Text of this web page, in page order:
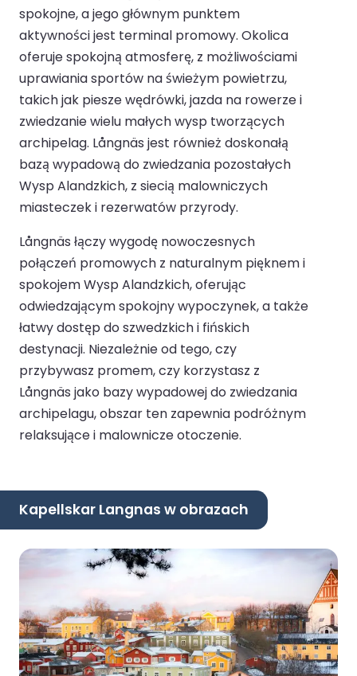
spokojne, a jego głównym punktem
aktywności jest terminal promowy. Okolica
oferuje spokojną atmosferę, z możliwościami
uprawiania sportów na świeżym powietrzu,
takich jak piesze wędrówki, jazda na rowerze i
zwiedzanie wielu małych wysp tworzących
archipelag. Långnäs jest również doskonałą
bazą wypadową do zwiedzania pozostałych
Wysp Alandzkich, z siecią malowniczych
miasteczek i rezerwatów przyrody.
Långnäs łączy wygodę nowoczesnych
połączeń promowych z naturalnym pięknem i
spokojem Wysp Alandzkich, oferując
odwiedzającym spokojny wypoczynek, a także
łatwy dostęp do szwedzkich i fińskich
destynacji. Niezależnie od tego, czy
przybywasz promem, czy korzystasz z
Långnäs jako bazy wypadowej do zwiedzania
archipelagu, obszar ten zapewnia podróżnym
relaksujące i malownicze otoczenie.
Kapellskar Langnas w obrazach